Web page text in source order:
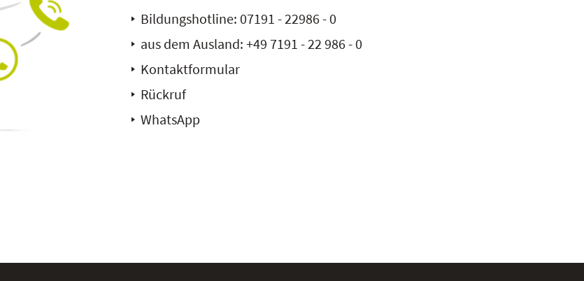
Bildungshotline: 07191 - 22986 - 0
aus dem Ausland: +49 7191 - 22 986 - 0
Kontaktformular
Rückruf
WhatsApp